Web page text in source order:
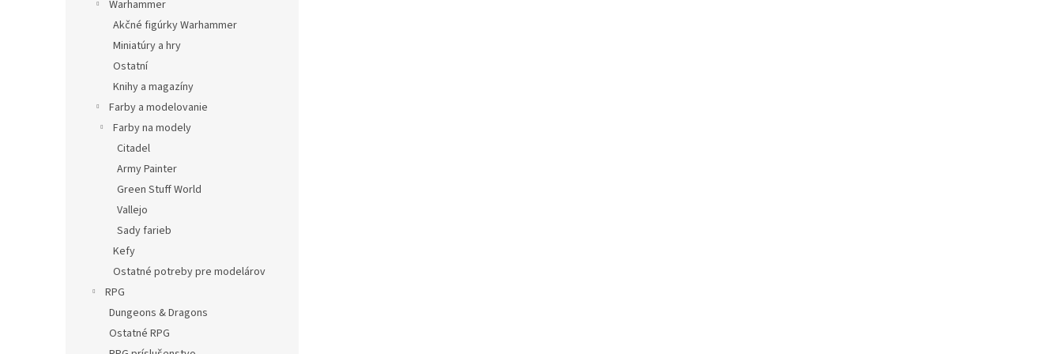
Warhammer
Akčné figúrky Warhammer
Miniatúry a hry
Ostatní
Knihy a magazíny
Farby a modelovanie
Farby na modely
Citadel
Army Painter
Green Stuff World
Vallejo
Sady farieb
Kefy
Ostatné potreby pre modelárov
RPG
Dungeons & Dragons
Ostatné RPG